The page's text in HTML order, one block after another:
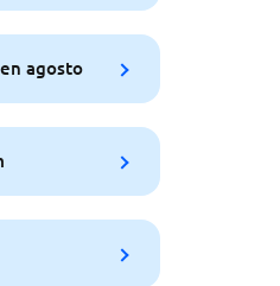
agosto